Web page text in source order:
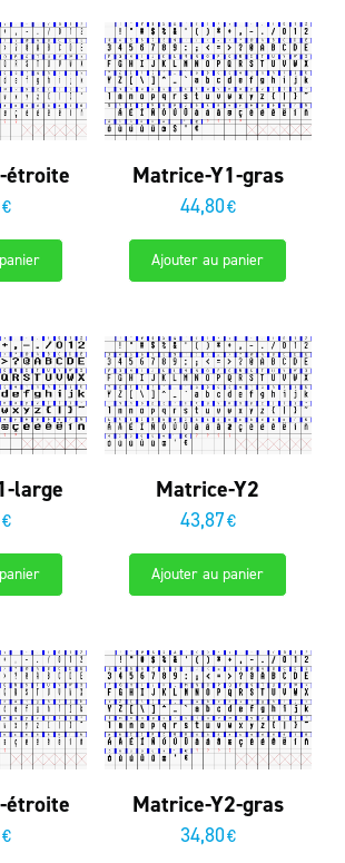
étroite
€
Matrice-Y1-gras
44,80€
Ajouter au panier
large
€
Matrice-Y2
43,87€
Ajouter au panier
étroite
€
Matrice-Y2-gras
34,80€